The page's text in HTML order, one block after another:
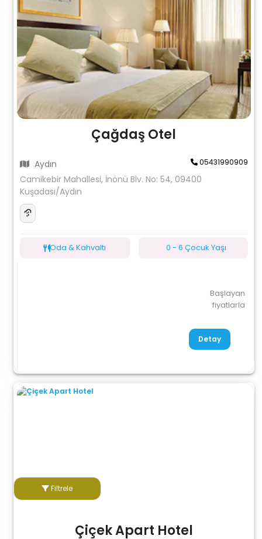
Filtrele
Çağdaş Otel
Aydın 05431990909
Camikebir Mahallesi, İnönü Blv. No: 54, 09400
Kuşadası/Aydın
Oda & Kahvaltı 0 - 6 Çocuk Yaşı
Başlayan
fiyatlarla
Detay
Çiçek Apart Hotel